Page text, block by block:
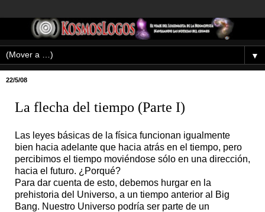
▼
22/5/08
La flecha del tiempo (Parte I)
Las leyes básicas de la física funcionan igualmente
bien hacia adelante que hacia atrás en el tiempo, pero
percibimos el tiempo moviéndose sólo en una dirección,
hacia el futuro. ¿Porqué?
Para dar cuenta de esto, debemos hurgar en la
prehistoria del Universo, a un tiempo anterior al Big
Bang. Nuestro Universo podría ser parte de un